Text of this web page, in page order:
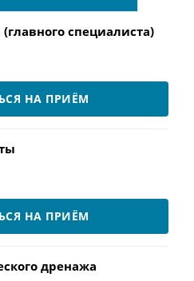
специалиста)
НА ПРИЁМ
НА ПРИЁМ
дренажа